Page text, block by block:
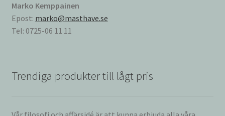
Marko Kemppainen
Epost: marko@masthave.se
Tel: 0725-06 11 11
Trendiga produkter till lågt pris